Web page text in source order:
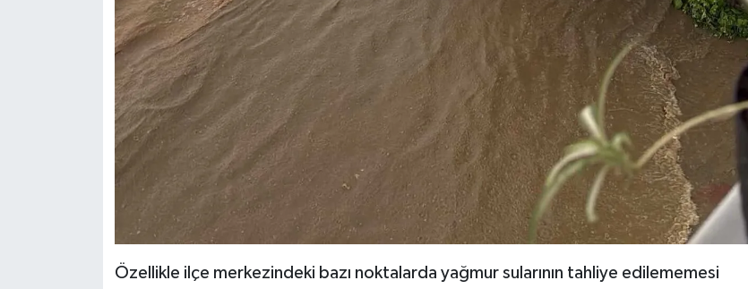
Özellikle ilçe merkezindeki bazı noktalarda yağmur sularının tahliye edilememesi